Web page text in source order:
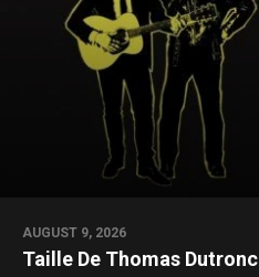
AUGUST 9, 2026
Taille De Thomas Dutronc